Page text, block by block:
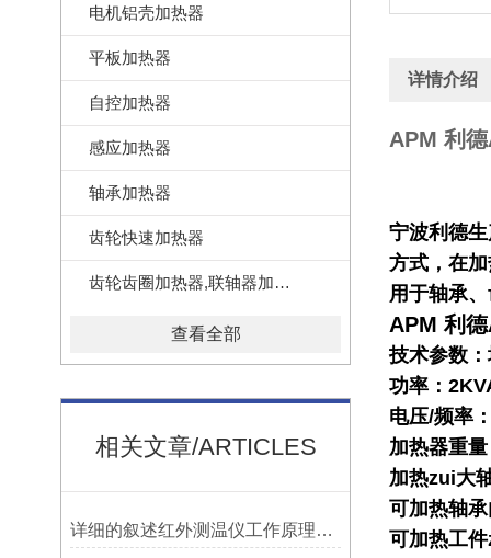
电机铝壳加热器
平板加热器
自控加热器
感应加热器
轴承加热器
齿轮快速加热器
齿轮齿圈加热器,联轴器加热器
查看全部
相关文章/ARTICLES
详细的叙述红外测温仪工作原理及应用
详情介绍
APM 利
宁波利德
方式，在
用于轴承
APM 利
技术参数
功率：
电压/频率
加热器重
加热zui大
可加热轴
可加热工